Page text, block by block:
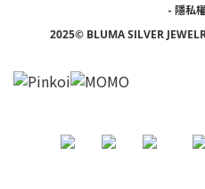
- 隱私
2025© BLUMA SILVER